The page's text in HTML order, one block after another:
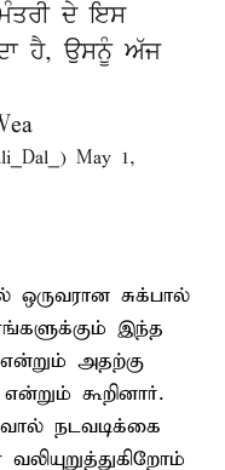
ਦੇ ਇਸ
ਹੈ, ਉਸਨੂੰ ਅੱਜ
May 1,
சுக்பால்
இந்த
அதற்கு
கூறினார்.
நடவடிக்கை